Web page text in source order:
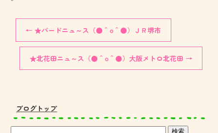
← ★バードニュ～ス（●＾o＾●）ＪＲ堺市
★北花田ニュ～ス（●＾o＾●）大阪メトロ北花田 →
ブログトップ